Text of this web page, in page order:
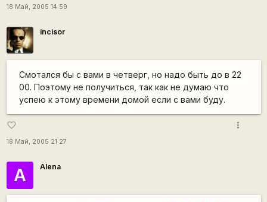
18 Май, 2005 14:59
incisor
Смотался бы с вами в четверг, но надо быть до в 22
00. Поэтому не получиться, так как не думаю что
успею к этому времени домой если с вами буду.
favorite_border
18 Май, 2005 21:27
more_vert
А Alena